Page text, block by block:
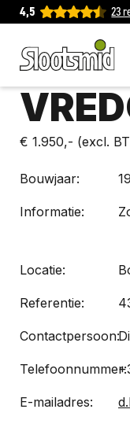
4,5 23
€ 1.950,- (excl.
Bouwjaar:
Informatie:
Locatie:
Referentie:
Contactpersoon:
Telefoonnummer:
E-mailadres: